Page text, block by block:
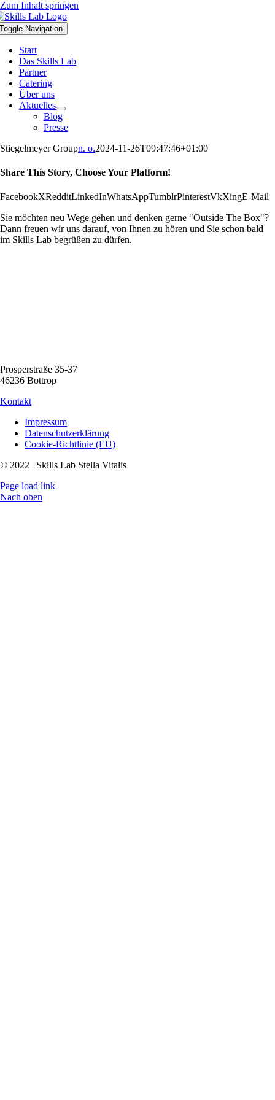
Zum Inhalt springen
Toggle Navigation
Start
Das Skills Lab
Partner
Catering
Über uns
Aktuelles
Blog
Presse
Stiegelmeyer Groupn. o.2024-11-26T09:47:46+01:00
Share This Story, Choose Your Platform!
FacebookXRedditLinkedInWhatsAppTumblrPinterestVkXingE-Mail
Sie möchten neu Wege gehen und denken gerne "Outside The Box"?
Dann freuen wir uns darauf, von Ihnen zu hören und Sie schon bald
im Skills Lab begrüßen zu dürfen.
Prosperstraße 35-37
46236 Bottrop
Kontakt
Impressum
Datenschutzerklärung
Cookie-Richtlinie (EU)
© 2022 | Skills Lab Stella Vitalis
Page load link
Nach oben